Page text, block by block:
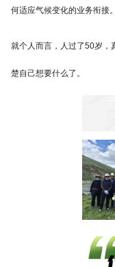
何适应气候变化的业务衔接。
就个人而言，人过了50岁，
楚自己想要什么了。